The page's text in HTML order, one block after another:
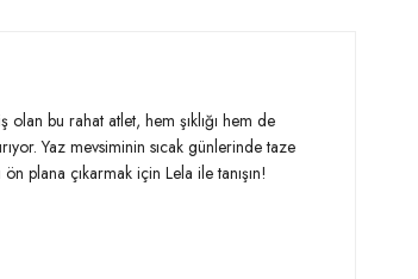
bu rahat atlet, hem şıklığı hem de
Yaz mevsiminin sıcak günlerinde taze
plana çıkarmak için Lela ile tanışın!